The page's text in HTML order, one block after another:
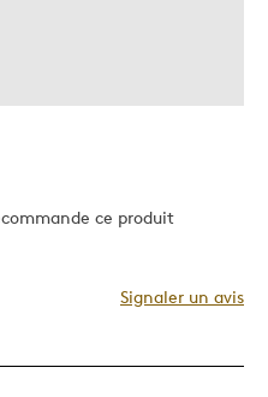
Guidé par la
ce produit
Signaler un avis